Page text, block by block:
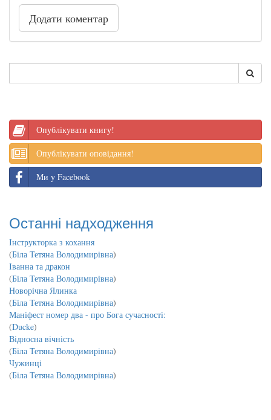
Додати коментар
Опублікувати книгу!
Опублікувати оповідання!
Ми у Facebook
Останні надходження
Інструкторка з кохання
(Біла Тетяна Володимирівна)
Іванна та дракон
(Біла Тетяна Володимирівна)
Новорічна Ялинка
(Біла Тетяна Володимирівна)
Маніфест номер два - про Бога сучасності:
(Ducke)
Відносна вічність
(Біла Тетяна Володимирівна)
Чужинці
(Біла Тетяна Володимирівна)